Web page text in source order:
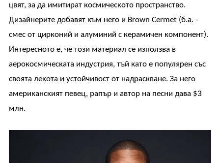
цвят, за да имитират космическото пространство.
Дизайнерите добавят към него и Brown Cermet (б.а. -
смес от цирконий и алуминий с керамичен компонент).
Интересното е, че този материал се използва в
аерокосмическата индустрия, тъй като е популярен със
своята лекота и устойчивост от надраскване. За него
американският певец, рапър и автор на песни дава $3
млн.